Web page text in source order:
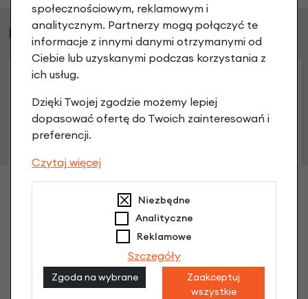
Podobne produkty
Nakrętka kołapkowa Shimano Nexus i Nexave
społecznościowym, reklamowym i
analitycznym. Partnerzy mogą połączyć te
informacje z innymi danymi otrzymanymi od
Ciebie lub uzyskanymi podczas korzystania z
ich usług.
Dzięki Twojej zgodzie możemy lepiej
dopasować ofertę do Twoich zainteresowań i
preferencji.
Czytaj więcej
Niezbędne
Analityczne
Reklamowe
Szczegóły
Zgoda na wybrane
Zaakceptuj
wszystkie